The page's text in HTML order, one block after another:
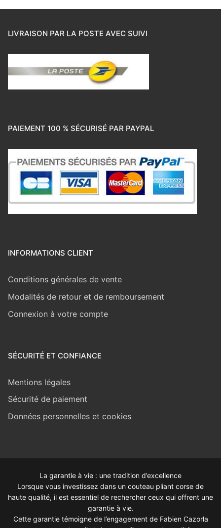
LIVRAISON PAR LA POSTE AVEC SUIVI
PAIEMENT 100 % SÉCURISÉ PAR PAYPAL
INFORMATIONS CLIENT
Conditions générales de vente
Modalités de retour et de remboursement
Connexion à votre compte
SÉCURITÉ ET CONFIANCE
Mentions légales
Sécurité de paiement
Données personnelles et cookies
La garantie à vie : une tradition d’excellence
Lorsque vous investissez dans un couteau pliant corse de
haute qualité, il est essentiel de rechercher ceux qui offrent une
garantie à vie.
Cette garantie témoigne de l’engagement de Fabien Cazorla